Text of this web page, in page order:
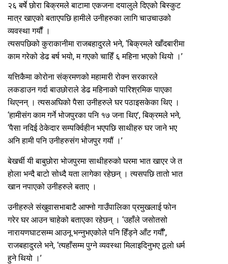
२६ बर्षे छोरा बिक्रमले बाटामा एकजना दयालुले दिएको बिस्कुट
मात्र खाएको बताएपछि हामीले उनीहरुका लागि चाउचाउको
व्यवस्था गर्यौं ।
त्यसपछिको कुराकानीमा राजबहादुरले भने, ‘बिक्रमले खाँदबारीमा
काम गरेको डेढ बर्ष भयो, म गएको चाहिँ ६ महिना भएको थियो ।’
यत्तिकैमा कोरोना संक्रमणको महामारी रोक्न सरकारले
लकडाउन गर्दा बाउछोराले डेढ महिनाको पारिश्रमिक पाएका
थिएनन् । त्यसअघिको पैसा उनीहरुले घर पठाइसकेका थिए ।
‘हामीसंग काम गर्ने भोजपुरका पनि १७ जना थिए’, बिक्रमले भने,
‘पैसा नदिई ठेकेदार सम्पर्क्विहीन भएपछि साथीहरु घर जाने भए
अनि हामी पनि उनीहरुसंग भोजपुर गयौं ।’
बेखर्ची यी बाबुछोरा भोजपुरमा साथीहरुको घरमा भात खाएर जे त
होला भन्दै बाटो सोध्दै यता लागेका रहेछन् । त्यसपछि तातो भात
खान नपाएको उनीहरुले बताए ।
उनीहरुले संखुवासभाबाटै आफ्नो गाउँपालिका प्रमुखलाई फोन
गरेर घर आउन चाहेको बताएका रहेछन् । ‘उहाँले जसोतसो
नारायणघाटसम्म आउनू भन्नुभएकोले पनि हिँड्ने आँट गर्यौं’,
राजबहादुरले भने, ‘त्यहाँसम्म पुग्ने व्यवस्था मिलाइदिनुभए ठूलो धर्म
हुने थियो ।’